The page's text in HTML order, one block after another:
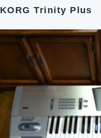
KORG Trinity Plus